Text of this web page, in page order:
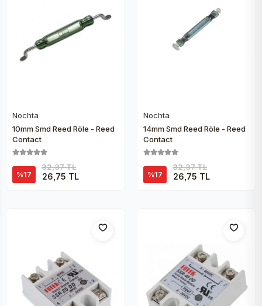
Nochta
10mm Smd Reed Röle - Reed
Contact
%17
32,37 TL
26,75 TL
Nochta
14mm Smd Reed Röle - Reed
Contact
%17
32,37 TL
26,75 TL